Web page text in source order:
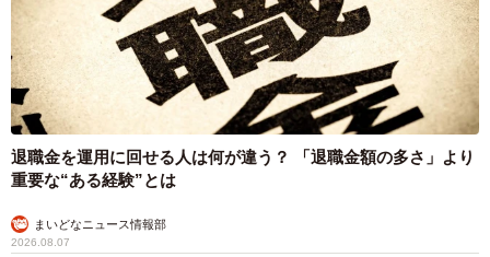
退職金を運用に回せる人は何が違う？ 「退職金額の多さ」より
重要な“ある経験”とは
まいどなニュース情報部
2026.08.07